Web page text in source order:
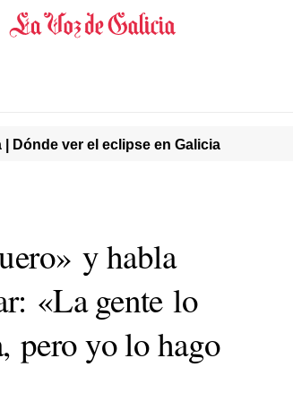
| Dónde ver el eclipse en Galicia
y habla
«La gente lo
pero yo lo hago